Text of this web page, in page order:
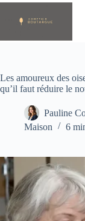
Passer
contenu
Les amoureux des
qu’il faut réduire le
Pauline
Maison
6